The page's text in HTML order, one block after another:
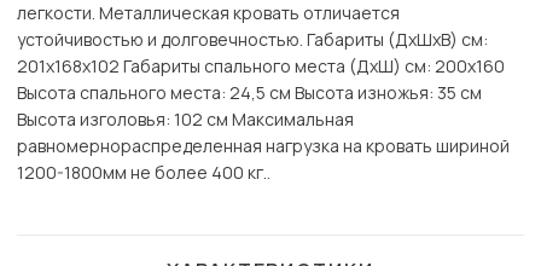
легкости. Металлическая кровать отличается
устойчивостью и долговечностью. Габариты (ДхШхВ) см:
201х168х102 Габариты спального места (ДхШ) см: 200х160
Высота спального места: 24,5 см Высота изножья: 35 см
Высота изголовья: 102 см Максимальная
равномернораспределенная нагрузка на кровать шириной
1200-1800мм не более 400 кг..